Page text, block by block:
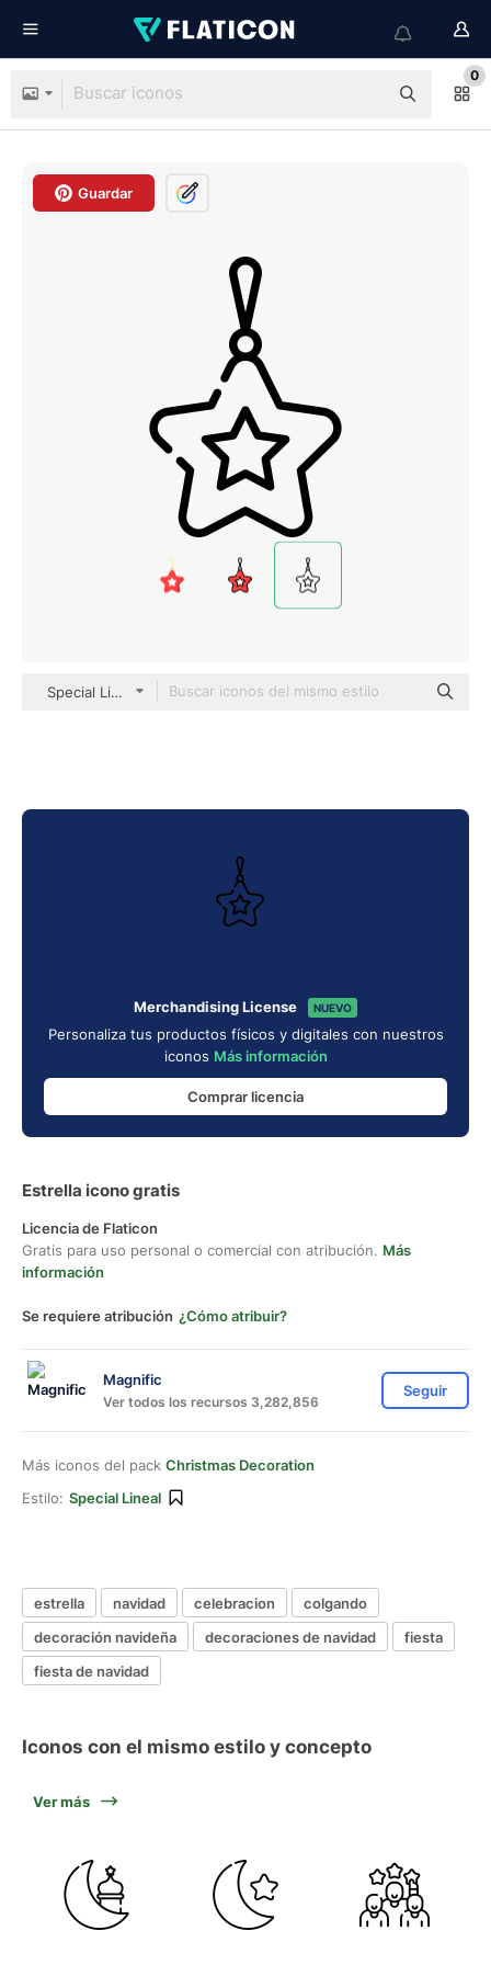
0
Guardar
Special Lineal
Merchandising License NUEVO
Personaliza tus productos físicos y digitales con nuestros
iconos Más información
Comprar licencia
Estrella icono gratis
Licencia de Flaticon
Gratis para uso personal o comercial con atribución. Más
información
Se requiere atribución ¿Cómo atribuir?
Magnific
Ver todos los recursos 3,282,856
Seguir
Más iconos del pack Christmas Decoration
Estilo: Special Lineal
estrella navidad celebracion
colgando
decoración navideña
decoraciones de navidad
fiesta
fiesta de navidad
Iconos con el mismo estilo y concepto
Ver más